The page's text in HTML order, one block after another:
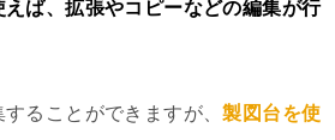
えば、拡張やコピーなどの編集が行
ることができますが、製図台を使